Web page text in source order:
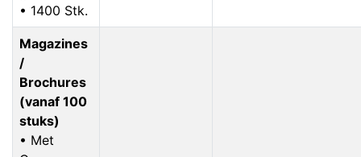
• 1400 Stk.
Magazines
/
Brochures
(vanaf 100
stuks)
• Met